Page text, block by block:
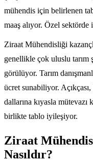
mühendis için belirlenen
maaş alıyor. Özel
Ziraat Mühendisliği
genellikle çok uluslu tarım
görülüyor. Tarım
ücret sunabiliyor.
dallarına kıyasla
birlikte tablo iyileşiyor.
Ziraat
Nasıldır?